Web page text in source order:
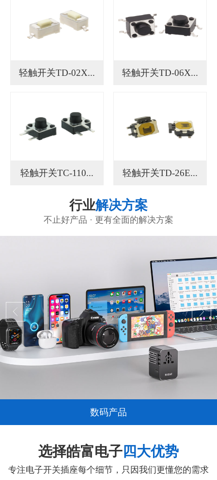
轻触开关TD-02X... 轻触开关TD-06X...
轻触开关TC-110... 轻触开关TD-26E...
行业解决方案
不止好产品 · 更有全面的解决方案
数码产品
选择皓富电子四大优势
专注电子开关插座每个细节，只因我们更懂您的需求